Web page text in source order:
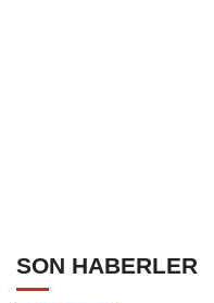
SON HABERLER